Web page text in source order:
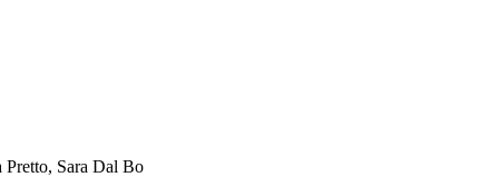
Pretto, Sara Dal Bo